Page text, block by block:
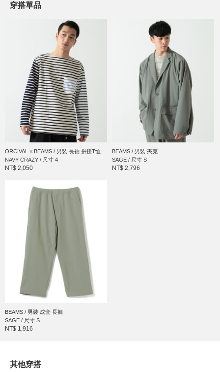
穿搭單品
ORCIVAL × BEAMS / 男裝 長袖 拼接T恤
NAVY CRAZY / 尺寸 4
NT$ 2,050
BEAMS / 男裝 夾克
SAGE / 尺寸 S
NT$ 2,796
BEAMS / 男裝 成套 長褲
SAGE / 尺寸 S
NT$ 1,916
其他穿搭